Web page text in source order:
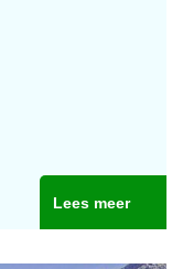
Lees meer